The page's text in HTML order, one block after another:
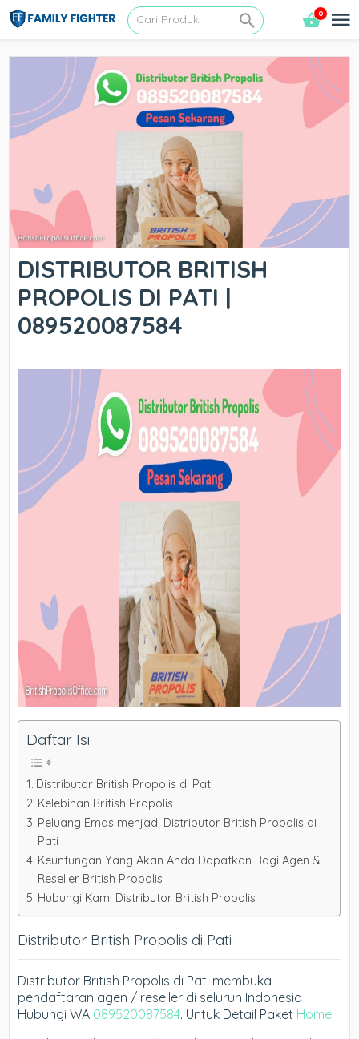
0
DISTRIBUTOR BRITISH
PROPOLIS DI PATI |
089520087584
Daftar Isi
Distributor British Propolis di Pati
Kelebihan British Propolis
Peluang Emas menjadi Distributor British Propolis di
Pati
Keuntungan Yang Akan Anda Dapatkan Bagi Agen &
Reseller British Propolis
Hubungi Kami Distributor British Propolis
Distributor British Propolis di Pati
Distributor British Propolis di Pati membuka
pendaftaran agen / reseller di seluruh Indonesia
Hubungi WA 089520087584. Untuk Detail Paket Home